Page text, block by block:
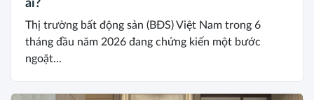
ai?
Thị trường bất động sản (BĐS) Việt Nam trong 6
tháng đầu năm 2026 đang chứng kiến một bước
ngoặt...